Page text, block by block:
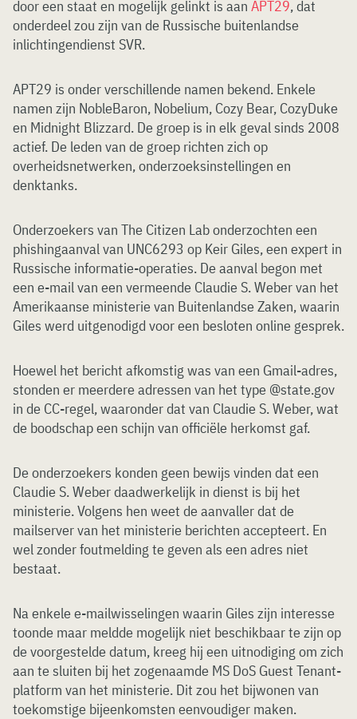
door een staat en mogelijk gelinkt is aan APT29, dat
onderdeel zou zijn van de Russische buitenlandse
inlichtingendienst SVR.
APT29 is onder verschillende namen bekend. Enkele
namen zijn NobleBaron, Nobelium, Cozy Bear, CozyDuke
en Midnight Blizzard. De groep is in elk geval sinds 2008
actief. De leden van de groep richten zich op
overheidsnetwerken, onderzoeksinstellingen en
denktanks.
Onderzoekers van The Citizen Lab onderzochten een
phishingaanval van UNC6293 op Keir Giles, een expert in
Russische informatie-operaties. De aanval begon met
een e-mail van een vermeende Claudie S. Weber van het
Amerikaanse ministerie van Buitenlandse Zaken, waarin
Giles werd uitgenodigd voor een besloten online gesprek.
Hoewel het bericht afkomstig was van een Gmail-adres,
stonden er meerdere adressen van het type @state.gov
in de CC-regel, waaronder dat van Claudie S. Weber, wat
de boodschap een schijn van officiële herkomst gaf.
De onderzoekers konden geen bewijs vinden dat een
Claudie S. Weber daadwerkelijk in dienst is bij het
ministerie. Volgens hen weet de aanvaller dat de
mailserver van het ministerie berichten accepteert. En
wel zonder foutmelding te geven als een adres niet
bestaat.
Na enkele e-mailwisselingen waarin Giles zijn interesse
toonde maar meldde mogelijk niet beschikbaar te zijn op
de voorgestelde datum, kreeg hij een uitnodiging om zich
aan te sluiten bij het zogenaamde MS DoS Guest Tenant-
platform van het ministerie. Dit zou het bijwonen van
toekomstige bijeenkomsten eenvoudiger maken.